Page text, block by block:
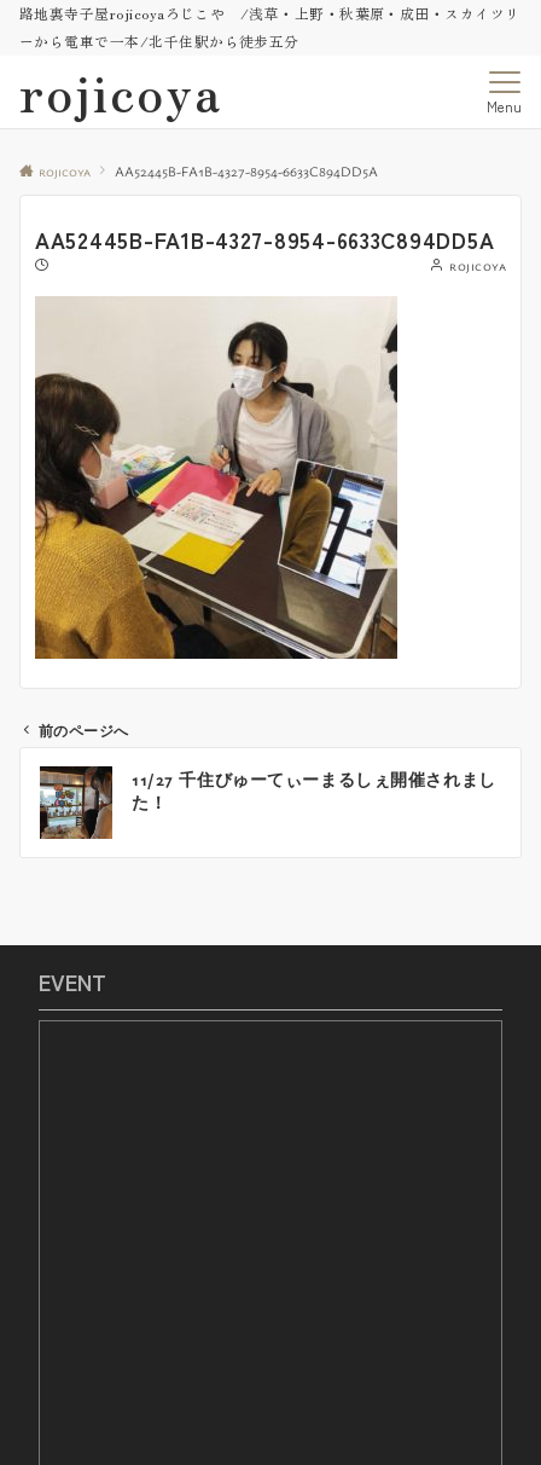
路地裏寺子屋rojicoyaろじこや /浅草・上野・秋葉原・成田・スカイツリ
ーから電車で一本/北千住駅から徒歩五分
rojicoya Menu
rojicoya AA52445B-FA1B-4327-8954-6633C894DD5A
AA52445B-FA1B-4327-8954-6633C894DD5A
rojicoya
ビ
シ
前のページへ
11/27 千住びゅーてぃーまるしぇ開催されまし
た！
EVENT